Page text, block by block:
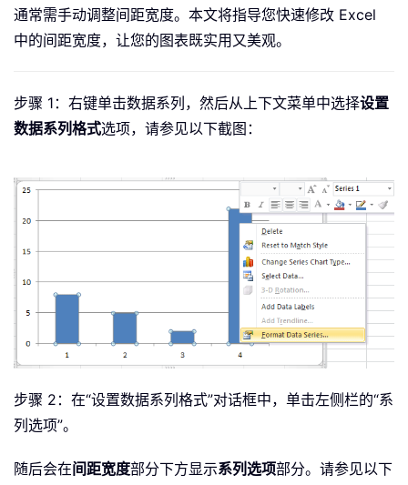
通常需手动调整间距宽度。本文将指导您快速修改 Excel
中的间距宽度，让您的图表既实用又美观。
步骤 1：右键单击数据系列，然后从上下文菜单中选择设置
数据系列格式选项，请参见以下截图：
步骤 2：在“设置数据系列格式”对话框中，单击左侧栏的“系
列选项”。
随后会在间距宽度部分下方显示系列选项部分。请参见以下